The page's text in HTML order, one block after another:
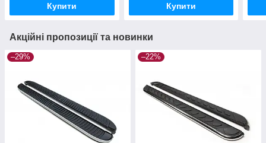
Купити Купити
Акційні пропозиції та новинки
–29% –22%